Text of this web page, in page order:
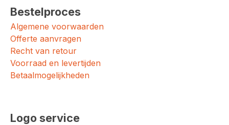
Bestelproces
Algemene voorwaarden
Offerte aanvragen
Recht van retour
Voorraad en levertijden
Betaalmogelijkheden
Logo service